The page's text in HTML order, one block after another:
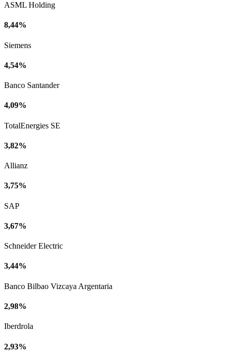
ASML Holding
8,44%
Siemens
4,54%
Banco Santander
4,09%
TotalEnergies SE
3,82%
Allianz
3,75%
SAP
3,67%
Schneider Electric
3,44%
Banco Bilbao Vizcaya Argentaria
2,98%
Iberdrola
2,93%